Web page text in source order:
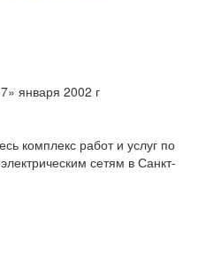
января 2002 г
комплекс работ и услуг по
сетям в Санкт-